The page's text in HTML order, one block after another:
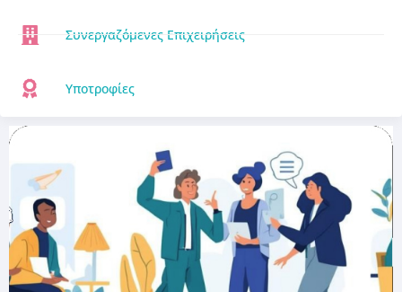
Συνεργαζόμενες Επιχειρήσεις
Υποτροφίες